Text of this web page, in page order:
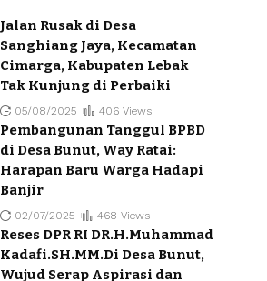
Jalan Rusak di Desa
Sanghiang Jaya, Kecamatan
Cimarga, Kabupaten Lebak
Tak Kunjung di Perbaiki
05/08/2025 406 Views
Pembangunan Tanggul BPBD
di Desa Bunut, Way Ratai:
Harapan Baru Warga Hadapi
Banjir
02/07/2025 468 Views
Reses DPR RI DR.H.Muhammad
Kadafi.SH.MM.Di Desa Bunut,
Wujud Serap Aspirasi dan